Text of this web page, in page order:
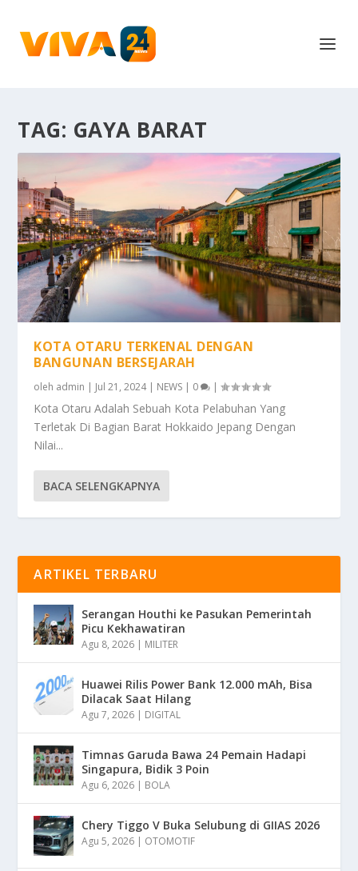
TAG: GAYA BARAT
KOTA OTARU TERKENAL DENGAN
BANGUNAN BERSEJARAH
oleh admin | Jul 21, 2024| NEWS | 0 |
Kota Otaru Adalah Sebuah Kota Pelabuhan Yang
Terletak Di Bagian Barat Hokkaido Jepang Dengan
Nilai...
BACA SELENGKAPNYA
ARTIKEL TERBARU
Serangan Houthi ke Pasukan Pemerintah
Picu Kekhawatiran
Agu 8, 2026 | MILITER
Huawei Rilis Power Bank 12.000 mAh, Bisa
Dilacak Saat Hilang
Agu 7, 2026 | DIGITAL
Timnas Garuda Bawa 24 Pemain Hadapi
Singapura, Bidik 3 Poin
Agu 6, 2026 | BOLA
Chery Tiggo V Buka Selubung di GIIAS 2026
Agu 5, 2026 | OTOMOTIF